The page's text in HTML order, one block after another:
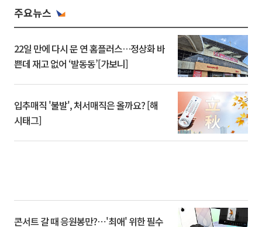
주요뉴스
22일 만에 다시 문 연 홈플러스…정상화 바
쁜데 재고 없어 ‘발동동’[가보니]
입추매직 '불발', 처서매직은 올까요? [해
시태그]
콘서트 갈 때 응원봉만?⋯'최애' 위한 필수